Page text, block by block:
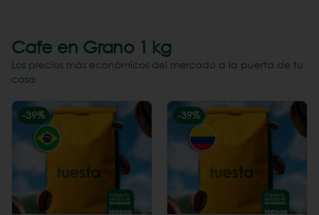
Cafe en Grano 1 kg
Los precios más económicos del mercado a la puerta de tu
casa
-39% -39%